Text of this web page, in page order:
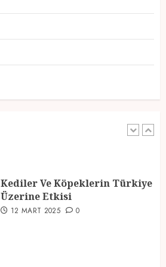
2025 En İyi Yaz Tatilleri
Kediler Ve Köpeklerin Türkiye
Üzerine Etkisi
12 MART 2025 0